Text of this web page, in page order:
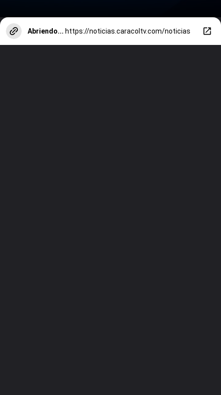
Abriendo... https://noticias.caracoltv.com/noticias